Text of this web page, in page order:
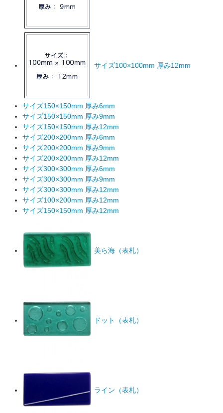
サイズ100×100mm 厚み12mm
サイズ150×150mm 厚み6mm
サイズ150×150mm 厚み9mm
サイズ150×150mm 厚み12mm
サイズ200×200mm 厚み6mm
サイズ200×200mm 厚み9mm
サイズ200×200mm 厚み12mm
サイズ300×300mm 厚み6mm
サイズ300×300mm 厚み9mm
サイズ300×300mm 厚み12mm
サイズ100×200mm 厚み12mm
サイズ150×150mm 厚み12mm
美ら海（表札）
ドット（表札）
ライン（表札）